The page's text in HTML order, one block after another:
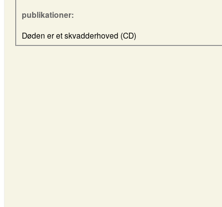
publikationer:
Døden er et skvadderhoved (CD)